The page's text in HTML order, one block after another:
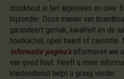
stookhout in het algemeen en over
bijzonder. Deze manier van
garandeert gemak, kwaliteit en de
houtkachel, open haard of cassette.
informatie pagina'sinformeren we
van goed hout. Heeft u meer
klantendienst helpt u graag verder.